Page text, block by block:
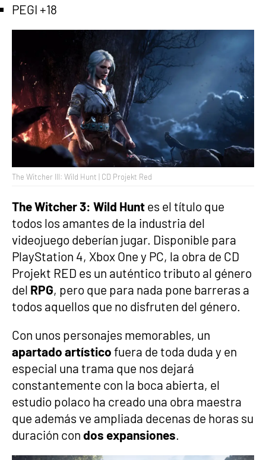
PEGI +18
The Witcher III: Wild Hunt | CD Projekt Red
The Witcher 3: Wild Hunt es el título que
todos los amantes de la industria del
videojuego deberían jugar. Disponible para
PlayStation 4, Xbox One y PC, la obra de CD
Projekt RED es un auténtico tributo al género
del RPG, pero que para nada pone barreras a
todos aquellos que no disfruten del género.
Con unos personajes memorables, un
apartado artístico fuera de toda duda y en
especial una trama que nos dejará
constantemente con la boca abierta, el
estudio polaco ha creado una obra maestra
que además ve ampliada decenas de horas su
duración con dos expansiones.